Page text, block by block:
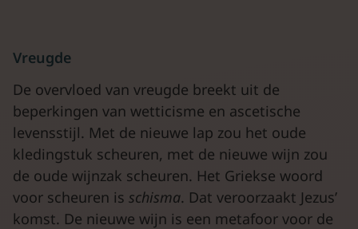
Vreugde
De overvloed van vreugde breekt uit de
beperkingen van wetticisme en ascetische
levensstijl. Met de nieuwe lap zou het oude
kledingstuk scheuren, met de nieuwe wijn zou
de oude wijnzak scheuren. Het Griekse woord
voor scheuren is schisma. Dat veroorzaakt Jezus’
komst. De nieuwe wijn is een metafoor voor de